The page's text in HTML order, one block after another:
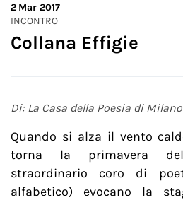
2 Mar 2017
INCONTRO
Collana Effigie
Di: La Casa della Poesia di Milano
Quando si alza il vento
torna la primavera
straordinario coro di
alfabetico) evocano la